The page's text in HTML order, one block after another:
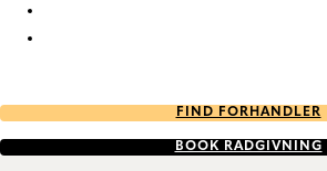
FIND FORHANDLER
BOOK RÅDGIVNING